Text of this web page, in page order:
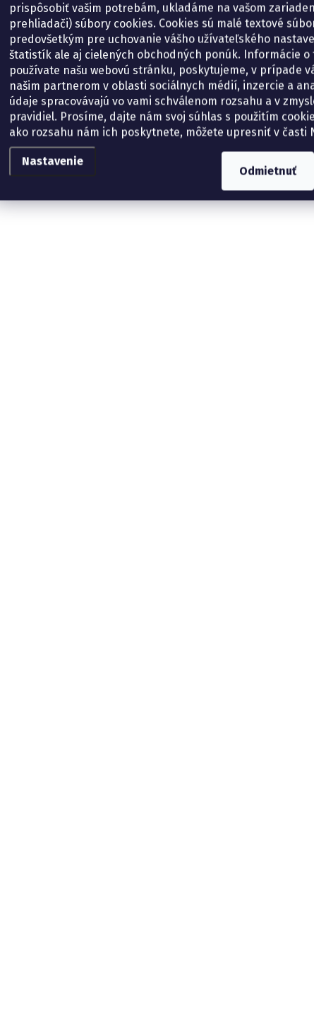
prispôsobiť vašim potrebám, ukladáme na vašom
prehliadači) súbory cookies. Cookies sú malé textové
predovšetkým pre uchovanie vášho užívateľského
štatistík ale aj cielených obchodných ponúk. Informácie o
používate našu webovú stránku, poskytujeme, v prípade
našim partnerom v oblasti sociálnych médií, inzercie a
údaje spracovávajú vo vami schválenom rozsahu a v
pravidiel. Prosíme, dajte nám svoj súhlas s použitím
ako rozsahu nám ich poskytnete, môžete upresniť v časti
Nastavenie
Odmietnuť